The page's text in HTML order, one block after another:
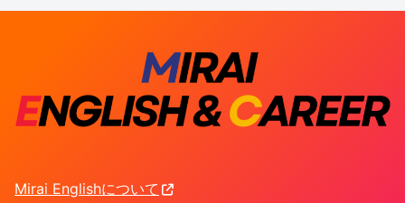
Mirai Englishについて